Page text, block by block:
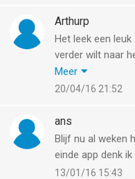
Arthurp
Het leek een
verder wilt naar
zien krijgt dat het
het ontgrendelt
verzoek aan
sturen, maar
motiveert mij
ergenis door te
Meer
20/04/16 21:52
ans
Blijf nu al weken
einde app denk
13/01/16 15:43